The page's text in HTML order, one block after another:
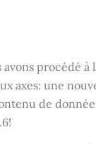
procédé
axes: une
de